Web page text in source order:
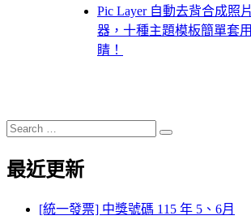
Pic Layer 自動去背合成照
器，十種主題模板簡單套
睛！
Search
for:
Search
最近更新
[統一發票] 中獎號碼 115 年 5、6月